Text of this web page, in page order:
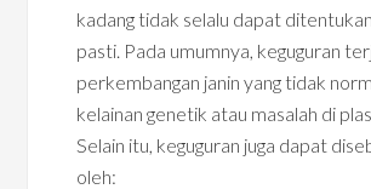
kadang tidak selalu dapat
pasti. Pada umumnya, keguguran
perkembangan janin yang tidak
kelainan genetik atau masalah di
Selain itu, keguguran juga dapat
oleh: